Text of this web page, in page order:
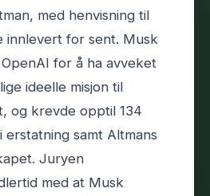
med henvisning til
innlevert for sent. Musk
for å ha avveket
ideelle misjon til
og krevde opptil 134
erstatning samt Altmans
Juryen
med at Musk